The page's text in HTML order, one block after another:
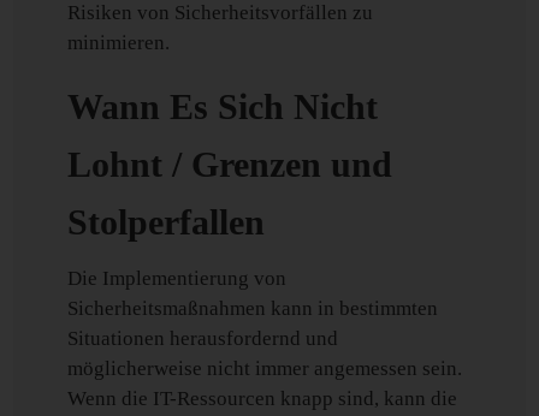
Risiken von Sicherheitsvorfällen zu
minimieren.
Wann Es Sich Nicht
Lohnt / Grenzen und
Stolperfallen
Die Implementierung von
Sicherheitsmaßnahmen kann in bestimmten
Situationen herausfordernd und
möglicherweise nicht immer angemessen sein.
Wenn die IT-Ressourcen knapp sind, kann die